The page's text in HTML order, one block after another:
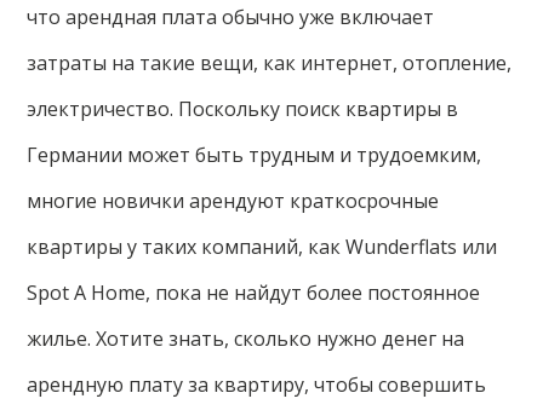
что арендная плата обычно уже включает
затраты на такие вещи, как интернет, отопление,
электричество. Поскольку поиск квартиры в
Германии может быть трудным и трудоемким,
многие новички арендуют краткосрочные
квартиры у таких компаний, как Wunderflats или
Spot A Home, пока не найдут более постоянное
жилье. Хотите знать, сколько нужно денег на
арендную плату за квартиру, чтобы совершить